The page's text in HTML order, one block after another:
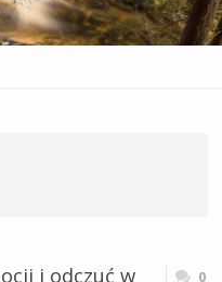
i odczuć w
0